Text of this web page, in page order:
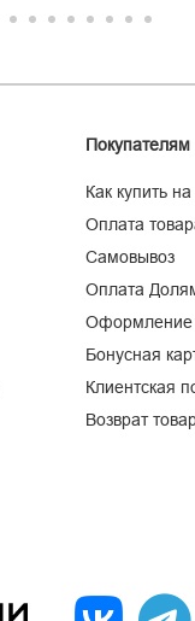
Покупателям
Как купить
Оплата
Самовывоз
Оплата
Оформление
Бонусная
Клиентская
Возврат